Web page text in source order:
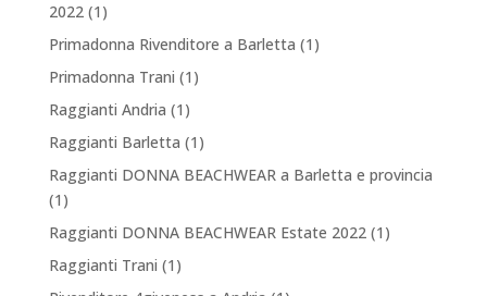
2022(1)
Primadonna Rivenditore a Barletta (1)
Primadonna Trani (1)
Raggianti Andria (1)
Raggianti Barletta (1)
Raggianti DONNA BEACHWEAR a Barletta e provincia
(1)
Raggianti DONNA BEACHWEAR Estate 2022(1)
Raggianti Trani (1)